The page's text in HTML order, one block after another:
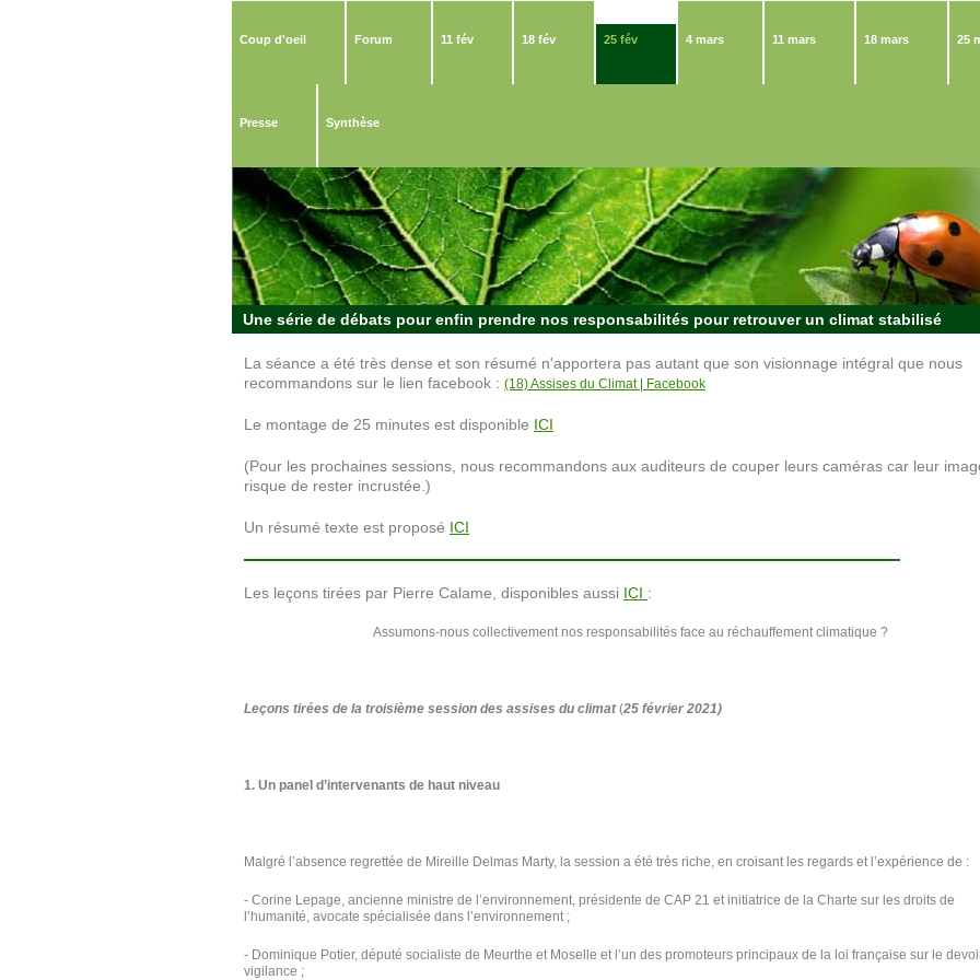
Coup d'oeil Forum 11 fév 18 fév 25 fév 4 mars 11 mars 18 mars 25
Presse Synthèse
Une série de débats pour enfin prendre nos responsabilités pour retrouver un climat stabilisé
La séance a été très dense et son résumé n'apportera pas autant que son visionnage intégral que nous
recommandons sur le lien facebook : (18) Assises du Climat | Facebook
Le montage de 25 minutes est disponible ICI
(Pour les prochaines sessions, nous recommandons aux auditeurs de couper leurs caméras car leur
risque de rester incrustée.)
Un résumé texte est proposé ICI
Les leçons tirées par Pierre Calame, disponibles aussi ICI :
Assumons-nous collectivement nos responsabilités face au réchauffement climatique ?
Leçons tirées de la troisième session des assises du climat(25 février 2021)
1. Un panel d’intervenants de haut niveau
Malgré l’absence regrettée de Mireille Delmas Marty, la session a été très riche, en croisant les regards et l’expérience de :
- Corine Lepage, ancienne ministre de l’environnement, présidente de CAP 21 et initiatrice de la Charte sur les droits de
l’humanité, avocate spécialisée dans l’environnement ;
- Dominique Potier, député socialiste de Meurthe et Moselle et l’un des promoteurs principaux de la loi française sur le
vigilance ;